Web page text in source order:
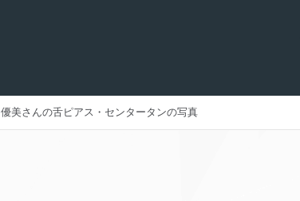
優美さんの舌ピアス・センタータンの写真